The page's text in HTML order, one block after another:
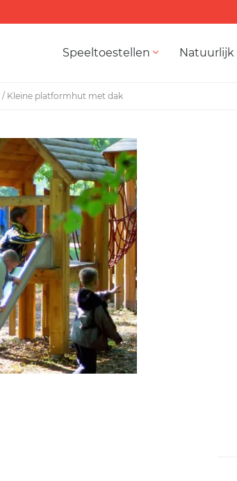
Speeltoestellen Natuurlijk
/ Kleine platformhut met dak